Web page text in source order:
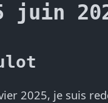
juin
2025, je suis